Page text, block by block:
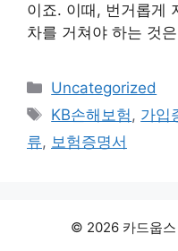
이죠. 이때, 번거롭게
차를 거쳐야 하는 것
카
테
리
Uncategorized
태
그
KB손해보험, 가입
류, 보험증명서
© 2026 카드웁스